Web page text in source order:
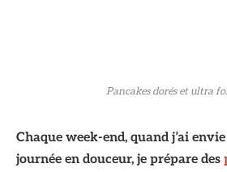
Pancakes dorés et ultra
Chaque week-end, quand j’ai
journée en douceur, je prépare des